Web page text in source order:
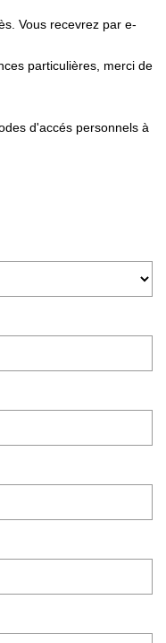
Vous recevrez par e-
particulières, merci de
d'accés personnels à